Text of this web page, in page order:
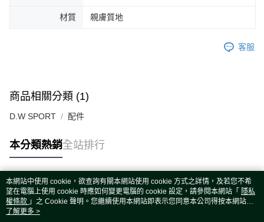
材質 親膚質地
客服
商品相關分類 (1)
D.W SPORT 配件
本分類熱銷全站排行
熱門標籤
本網站中使用 cookie，欲查詢有關本網站使用 cookie 方式之詳情，及若您不希
望在電腦上使用 cookie 時應如何變更電腦的 cookie 設定，請參閱本網站「 隱私
權條款 」之 Cookie 聲明。您繼續使用本網站即表示您同意本公司得按本網站使
用條款之 Cookie 聲明使用 cookie。
了解更多 >